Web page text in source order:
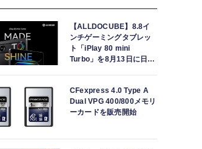
【ALLDOCUBE】8.8イ
ンチゲーミングタブレッ
ト「iPlay 80 mini
Turbo」を8月13日に日本
CFexpress 4.0 Type A
Dual VPG 400/800メモリ
ーカードを販売開始